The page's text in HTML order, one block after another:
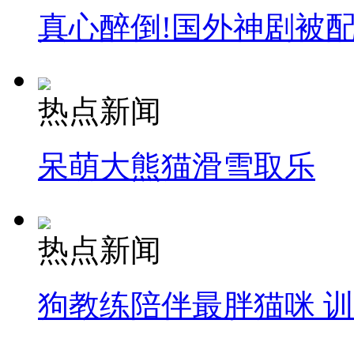
真心醉倒!国外神剧被
热点新闻
呆萌大熊猫滑雪取乐
热点新闻
狗教练陪伴最胖猫咪